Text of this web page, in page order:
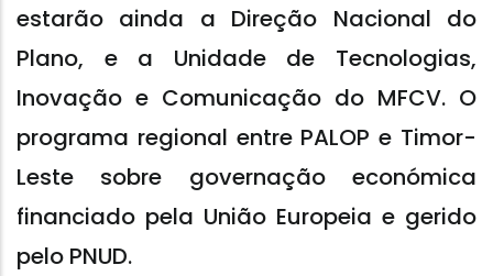
estarão ainda a Direção Nacional do
Plano, e a Unidade de Tecnologias,
Inovação e Comunicação do MFCV. O
programa regional entre PALOP e Timor-
Leste sobre governação económica
financiado pela União Europeia e gerido
pelo PNUD.